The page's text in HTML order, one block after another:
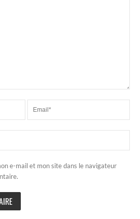
e-mail et mon site dans le navigateur